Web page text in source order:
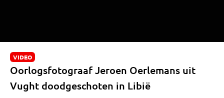
VIDEO
Oorlogsfotograaf Jeroen Oerlemans uit
Vught doodgeschoten in Libië